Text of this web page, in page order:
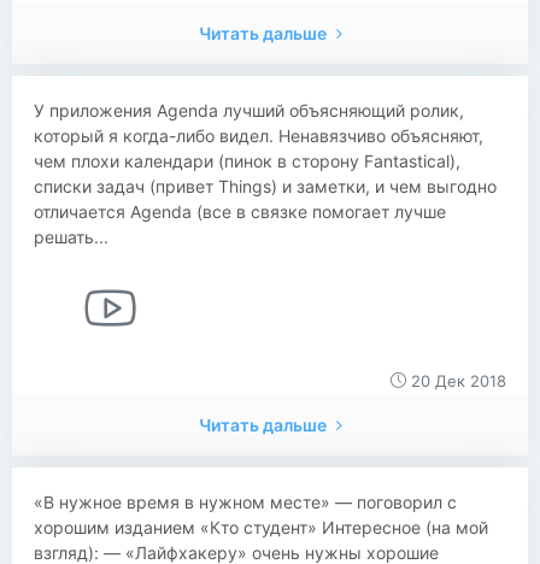
Читать дальше
У приложения Agenda лучший объясняющий ролик,
который я когда-либо видел. Ненавязчиво объясняют,
чем плохи календари (пинок в сторону Fantastical),
списки задач (привет Things) и заметки, и чем выгодно
отличается Agenda (все в связке помогает лучше
решать...
20 Дек 2018
Читать дальше
«В нужное время в нужном месте» — поговорил с
хорошим изданием «Кто студент» Интересное (на мой
взгляд): — «Лайфхакеру» очень нужны хорошие